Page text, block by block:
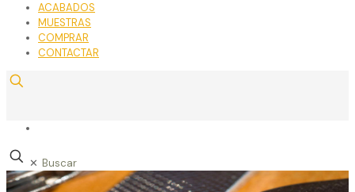
ACABADOS
MUESTRAS
COMPRAR
CONTACTAR
✕